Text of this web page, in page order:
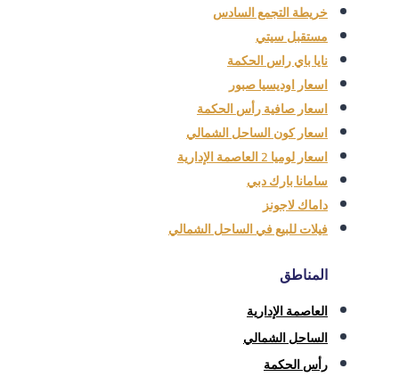
خريطة التجمع السادس
مستقبل سيتي
نايا باي راس الحكمة
اسعار اوديسيا صبور
اسعار صافية رأس الحكمة
اسعار كون الساحل الشمالي
اسعار لوميا 2 العاصمة الإدارية
سامانا بارك دبي
داماك لاجونز
فيلات للبيع في الساحل الشمالي
المناطق
العاصمة الإدارية
الساحل الشمالي
رأس الحكمة